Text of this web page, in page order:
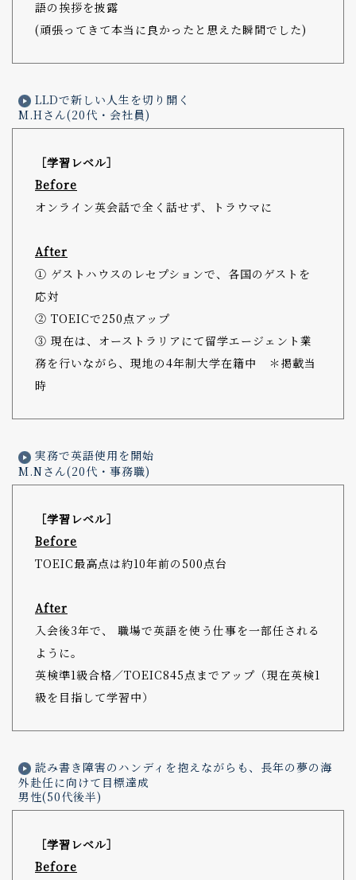
語の挨拶を披露
(頑張ってきて本当に良かったと思えた瞬間でした)
LLDで新しい人生を切り開く
M.Hさん(20代・会社員)
［学習レベル］
Before
オンライン英会話で全く話せず、トラウマに
After
① ゲストハウスのレセプションで、各国のゲストを
応対
② TOEICで250点アップ
③ 現在は、オーストラリアにて留学エージェント業
務を行いながら、現地の4年制大学在籍中 ＊掲載当
時
実務で英語使用を開始
M.Nさん(20代・事務職)
［学習レベル］
Before
TOEIC最高点は約10年前の500点台
After
入会後3年で、 職場で英語を使う仕事を一部任される
ように。
英検準1級合格／TOEIC845点までアップ（現在英検1
級を目指して学習中）
読み書き障害のハンディを抱えながらも、長年の夢の海
外赴任に向けて目標達成
男性(50代後半)
［学習レベル］
Before